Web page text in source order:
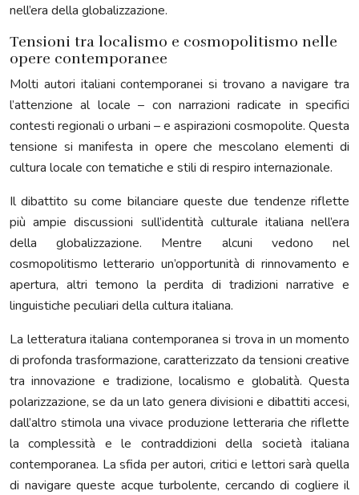
nell’era della globalizzazione.
Tensioni tra localismo e cosmopolitismo nelle
opere contemporanee
Molti autori italiani contemporanei si trovano a navigare tra
l’attenzione al locale – con narrazioni radicate in specifici
contesti regionali o urbani – e aspirazioni cosmopolite. Questa
tensione si manifesta in opere che mescolano elementi di
cultura locale con tematiche e stili di respiro internazionale.
Il dibattito su come bilanciare queste due tendenze riflette
più ampie discussioni sull’identità culturale italiana nell’era
della globalizzazione. Mentre alcuni vedono nel
cosmopolitismo letterario un’opportunità di rinnovamento e
apertura, altri temono la perdita di tradizioni narrative e
linguistiche peculiari della cultura italiana.
La letteratura italiana contemporanea si trova in un momento
di profonda trasformazione, caratterizzato da tensioni creative
tra innovazione e tradizione, localismo e globalità. Questa
polarizzazione, se da un lato genera divisioni e dibattiti accesi,
dall’altro stimola una vivace produzione letteraria che riflette
la complessità e le contraddizioni della società italiana
contemporanea. La sfida per autori, critici e lettori sarà quella
di navigare queste acque turbolente, cercando di cogliere il